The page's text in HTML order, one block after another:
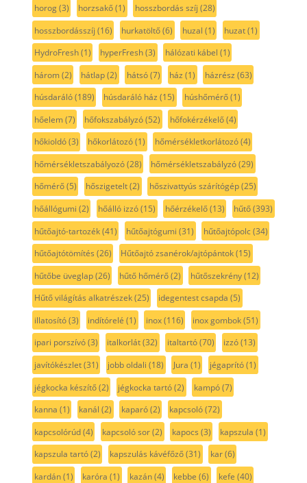
horog(3) horzsakő(1) hosszbordás szíj (28)
hosszbordásszíj (16) hurkatöltő(6) huzal (1) huzat(1)
HydroFresh(1) hyperFresh(3) hálózati kábel (1)
három(2) hátlap(2) hátsó(7) ház (1) házrész (63)
húsdaráló(189) húsdaráló ház (15) húshőmérő(1)
hőelem(7) hőfokszabályzó(52) hőfokérzékelő(4)
hőkioldó(3) hőkorlátozó(1) hőmérsékletkorlátozó(4)
hőmérsékletszabályozó(28) hőmérsékletszabályzó(29)
hőmérő(5) hőszigetelt(2) hőszivattyús szárítógép(25)
hőállógumi (2) hőálló izzó(15) hőérzékelő(13) hűtő(393)
hűtőajtó-tartozék(41) hűtőajtógumi (31) hűtőajtópolc(34)
hűtőajtótömítés (26) Hűtőajtó zsanérok/ajtópántok(15)
hűtőbe üveglap(26) hűtő hőmérő(2) hűtőszekrény(12)
Hűtő világítás alkatrészek(25) idegentest csapda (5)
illatosító(3) indítórelé (1) inox(116) inox gombok(51)
ipari porszívó(3) italkorlát(32) italtartó(70) izzó(13)
javítókészlet(31) jobb oldali (18) Jura (1) jégaprító(1)
jégkocka készítő(2) jégkocka tartó(2) kampó(7)
kanna (1) kanál (2) kaparó(2) kapcsoló(72)
kapcsolórúd(4) kapcsoló sor(2) kapocs (3) kapszula (1)
kapszula tartó(2) kapszulás kávéfőző(31) kar(6)
kardán(1) karóra (1) kazán(4) kebbe (6) kefe (40)